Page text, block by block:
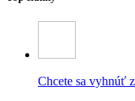
Chcete sa vyhnúť